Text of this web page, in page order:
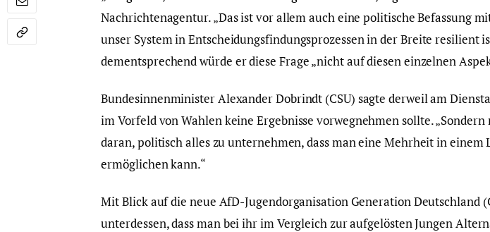
Nachrichtenagentur. „Das ist vor allem auch eine politische Befassung
unser System in Entscheidungsfindungsprozessen in der Breite resilient
dementsprechend würde er diese Frage „nicht auf diesen einzelnen
Bundesinnenminister Alexander Dobrindt (CSU) sagte derweil am
im Vorfeld von Wahlen keine Ergebnisse vorwegnehmen sollte.
daran, politisch alles zu unternehmen, dass man eine Mehrheit in einem
ermöglichen kann.“
Mit Blick auf die neue AfD-Jugendorganisation Generation Deutschland
unterdessen, dass man bei ihr im Vergleich zur aufgelösten Jungen